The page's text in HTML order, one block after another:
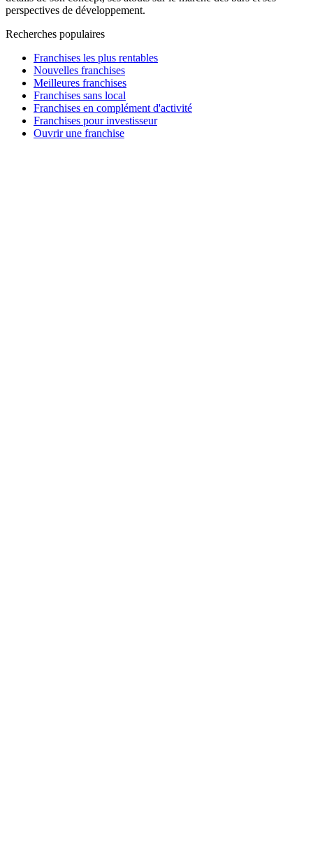
perspectives de développement.
Recherches populaires
Franchises les plus rentables
Nouvelles franchises
Meilleures franchises
Franchises sans local
Franchises en complément d'activité
Franchises pour investisseur
Ouvrir une franchise